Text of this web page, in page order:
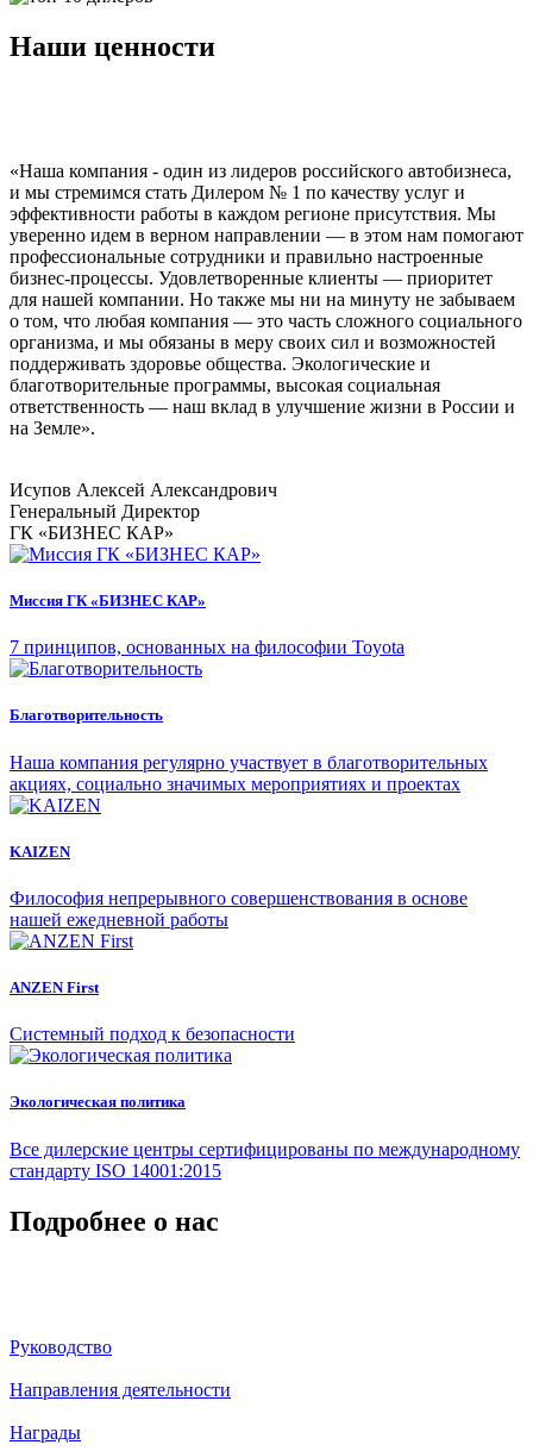
Наши ценности
«Наша компания - один из лидеров российского автобизнеса,
и мы стремимся стать Дилером № 1 по качеству услуг и
эффективности работы в каждом регионе присутствия. Мы
уверенно идем в верном направлении — в этом нам помогают
профессиональные сотрудники и правильно настроенные
бизнес-процессы. Удовлетворенные клиенты — приоритет
для нашей компании. Но также мы ни на минуту не забываем
о том, что любая компания — это часть сложного социального
организма, и мы обязаны в меру своих сил и возможностей
поддерживать здоровье общества. Экологические и
благотворительные программы, высокая социальная
ответственность — наш вклад в улучшение жизни в России и
на Земле».
Исупов Алексей Александрович
Генеральный Директор
ГК «БИЗНЕС КАР»
Миссия ГК «БИЗНЕС КАР»
7 принципов, основанных на философии Toyota
Благотворительность
Наша компания регулярно участвует в благотворительных
акциях, социально значимых мероприятиях и проектах
KAIZEN
Философия непрерывного совершенствования в основе
нашей ежедневной работы
ANZEN First
Системный подход к безопасности
Экологическая политика
Все дилерские центры сертифицированы по международному
стандарту ISO 14001:2015
Подробнее о нас
Руководство
Направления деятельности
Награды